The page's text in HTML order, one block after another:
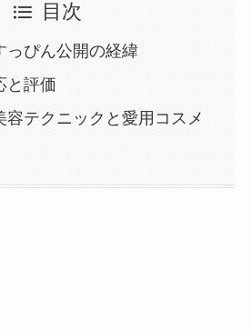
目次
っぴん公開の経緯
と評価
容テクニックと愛用コスメ